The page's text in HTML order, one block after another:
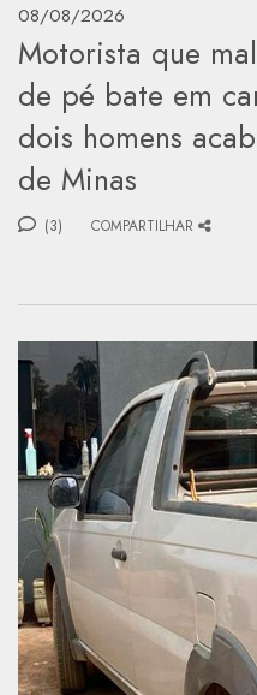
08/08/2026
Motorista que
de pé bate em
dois homens
de Minas
(3) COMPARTILHAR